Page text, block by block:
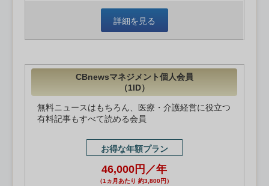
詳細を見る
CBnewsマネジメント個人会員
（1ID）
無料ニュースはもちろん、医療・介護経営に役立つ
有料記事もすべて読める会員
お得な年額プラン
46,000円／年
（1ヵ月あたり 約3,800円）